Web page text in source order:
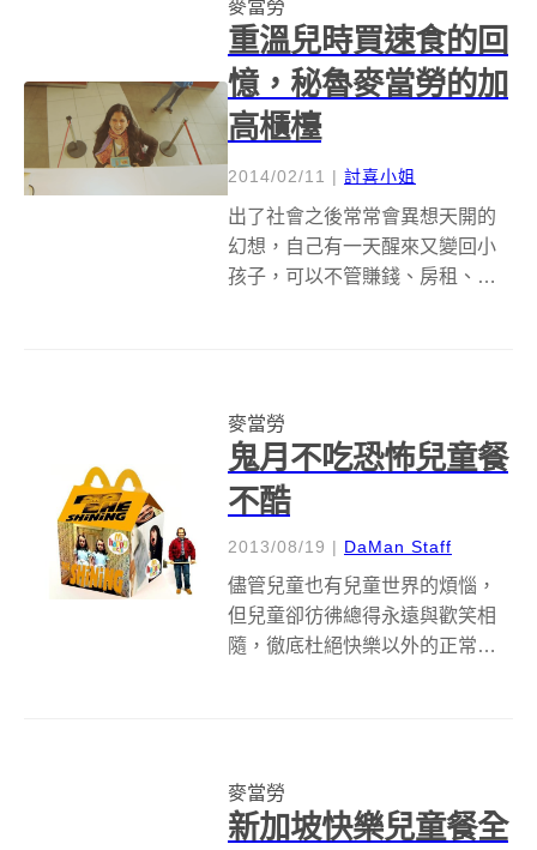
勞大麥克吸引的分心程度有多
高，看起來很荒謬的...
麥當勞
重溫兒時買速食的回
憶，秘魯麥當勞的加
高櫃檯
2014/02/11 | 討喜小姐
出了社會之後常常會異想天開的
幻想，自己有一天醒來又變回小
孩子，可以不管賺錢、房租、手
麥當勞，當你走進去，就立刻像
是回到童年...
麥當勞
鬼月不吃恐怖兒童餐
不酷
2013/08/19 | DaMan Staff
儘管兒童也有兒童世界的煩惱，
但兒童卻彷彿總得永遠與歡笑相
隨，徹底杜絕快樂以外的正常情
怖電影，然後不敢一個人尿尿。
到了白天，卻又挺起...
麥當勞
新加坡快樂兒童餐全